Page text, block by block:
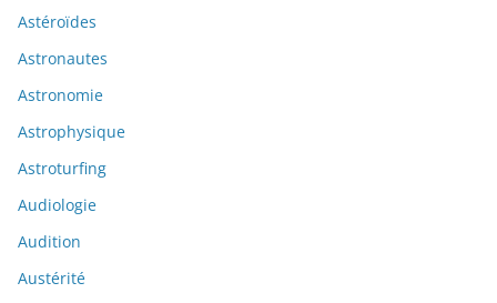
Astéroïdes
Astronautes
Astronomie
Astrophysique
Astroturfing
Audiologie
Audition
Austérité